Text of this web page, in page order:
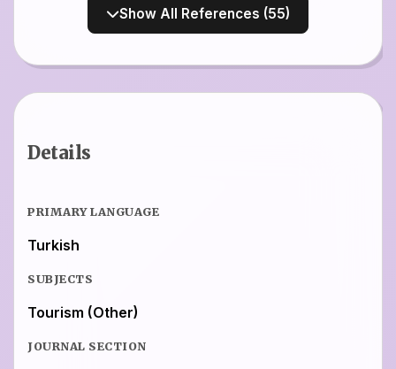
Show All References (55)
Details
PRIMARY LANGUAGE
Turkish
SUBJECTS
Tourism (Other)
JOURNAL SECTION